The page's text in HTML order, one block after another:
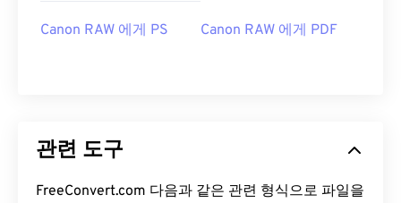
Canon RAW 에게 PS Canon RAW 에게 PDF
관련 도구
FreeConvert.com 다음과 같은 관련 형식으로 파일을